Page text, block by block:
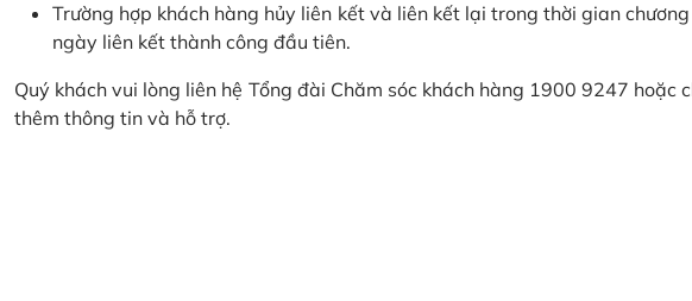
Trường hợp khách hàng hủy liên kết và liên kết lại trong thời gian
ngày liên kết thành công đầu tiên.
Quý khách vui lòng liên hệ Tổng đài Chăm sóc khách hàng 1900 9247 hoặc
thêm thông tin và hỗ trợ.